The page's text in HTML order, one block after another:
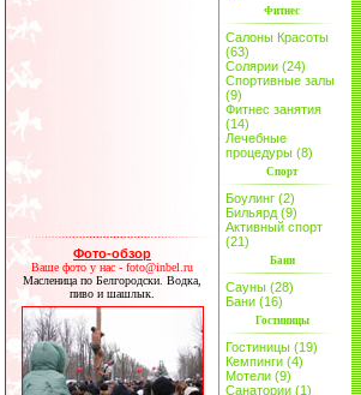
Фото-обзор
Ваше фото у нас - foto@inbel.ru
Масленица по Белгородски. Водка,
пиво и шашлык.
Фитнес
Салоны Красоты
(63)
Солярии (24)
Спортивные залы
(9)
Фитнес занятия
(14)
Лечебные
процедуры (8)
Спорт
Боулинг (2)
Бильярд (9)
Активный спорт
(21)
Бани
Сауны (28)
Бани (16)
Гостиницы
Гостиницы (19)
Кемпинги (4)
Мотели (9)
Санатории (1)